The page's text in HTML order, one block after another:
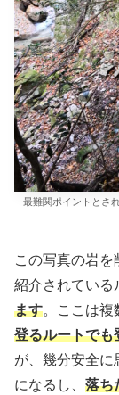
最難関ポイントとさ
この写真の岩
紹介されている
ます。ここは複
登るルートでも
が、幾分安全に
になるし、 落ち